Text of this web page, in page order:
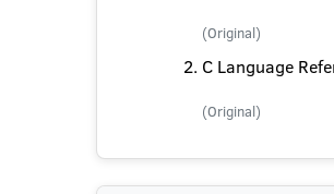
(Original)
C Language
(Original)